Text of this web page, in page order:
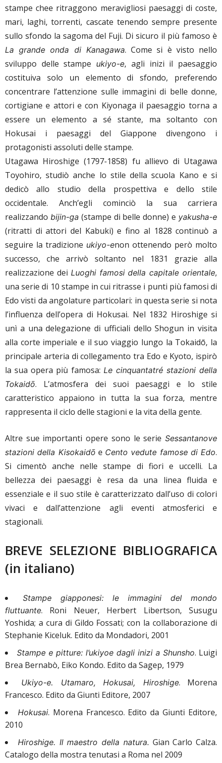
stampe chee ritraggono meravigliosi paesaggi di coste,
mari, laghi, torrenti, cascate tenendo sempre presente
sullo sfondo la sagoma del Fuji. Di sicuro il più famoso è
La grande onda di Kanagawa. Come si è visto nello
sviluppo delle stampe ukiyo-e, agli inizi il paesaggio
costituiva solo un elemento di sfondo, preferendo
concentrare l’attenzione sulle immagini di belle donne,
cortigiane e attori e con Kiyonaga il paesaggio torna a
essere un elemento a sé stante, ma soltanto con
Hokusai i paesaggi del Giappone divengono i
protagonisti assoluti delle stampe.
Utagawa Hiroshige (1797-1858) fu allievo di Utagawa
Toyohiro, studiò anche lo stile della scuola Kano e si
dedicò allo studio della prospettiva e dello stile
occidentale. Anch’egli cominciò la sua carriera
realizzando bijin-ga (stampe di belle donne) e yakusha-e
(ritratti di attori del Kabuki) e fino al 1828 continuò a
seguire la tradizione ukiyo-enon ottenendo però molto
successo, che arrivò soltanto nel 1831 grazie alla
realizzazione dei Luoghi famosi della capitale orientale,
una serie di 10 stampe in cui ritrasse i punti più famosi di
Edo visti da angolature particolari: in questa serie si nota
l’influenza dell’opera di Hokusai. Nel 1832 Hiroshige si
unì a una delegazione di ufficiali dello Shogun in visita
alla corte imperiale e il suo viaggio lungo la Tokaidō, la
principale arteria di collegamento tra Edo e Kyoto, ispirò
la sua opera più famosa: Le cinquantatré stazioni della
Tokaidō. L’atmosfera dei suoi paesaggi e lo stile
caratteristico appaiono in tutta la sua forza, mentre
rappresenta il ciclo delle stagioni e la vita della gente.
Altre sue importanti opere sono le serie Sessantanove
stazioni della Kisokaidō e Cento vedute famose di Edo.
Si cimentò anche nelle stampe di fiori e uccelli. La
bellezza dei paesaggi è resa da una linea fluida e
essenziale e il suo stile è caratterizzato dall’uso di colori
vivaci e dall’attenzione agli eventi atmosferici e
stagionali.
BREVE SELEZIONE BIBLIOGRAFICA
(in italiano)
Stampe giapponesi: le immagini del mondo
fluttuante. Roni Neuer, Herbert Libertson, Susugu
Yoshida; a cura di Gildo Fossati; con la collaborazione di
Stephanie Kiceluk. Edito da Mondadori, 2001
Stampe e pitture: l’ukiyoe dagli inizi a Shunsho. Luigi
Brea Bernabò, Eiko Kondo. Edito da Sagep, 1979
Ukiyo-e. Utamaro, Hokusai, Hiroshige. Morena
Francesco. Edito da Giunti Editore, 2007
Hokusai. Morena Francesco. Edito da Giunti Editore,
2010
Hiroshige. Il maestro della natura. Gian Carlo Calza.
Catalogo della mostra tenutasi a Roma nel 2009